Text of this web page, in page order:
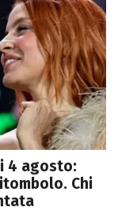
4 agosto:
Chi